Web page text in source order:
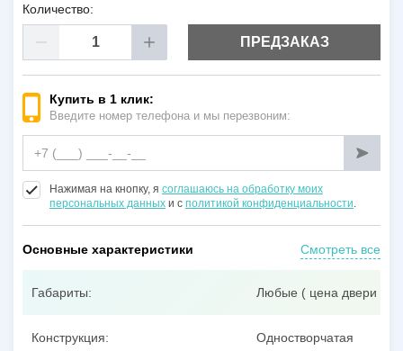
Количество:
ПРЕДЗАКАЗ
Купить в 1 клик:
Введите номер телефона и мы перезвоним:
Нажимая на кнопку, я соглашаюсь на обработку моих
персональных данных и с политикой конфиденциальности.
Основные характеристики Смотреть все
Габариты: Любые ( цена двери
Конструкция: Одностворчатая